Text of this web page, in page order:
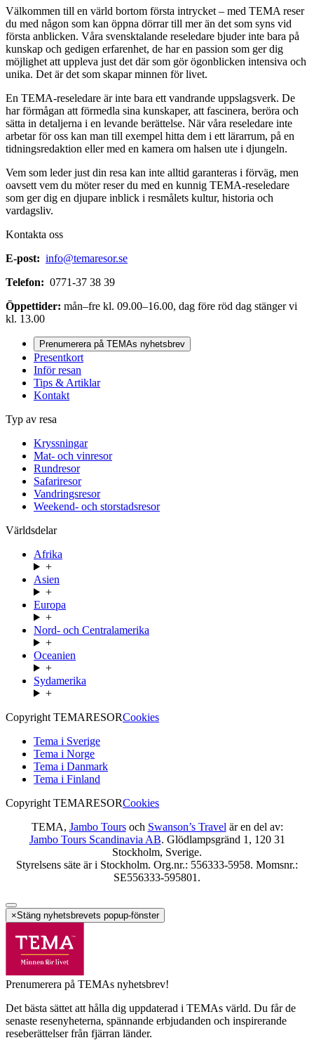
Välkommen till en värld bortom första intrycket – med TEMA reser
du med någon som kan öppna dörrar till mer än det som syns vid
första anblicken. Våra svensktalande reseledare bjuder inte bara på
kunskap och gedigen erfarenhet, de har en passion som ger dig
möjlighet att uppleva just det där som gör ögonblicken intensiva och
unika. Det är det som skapar minnen för livet.
En TEMA-reseledare är inte bara ett vandrande uppslagsverk. De
har förmågan att förmedla sina kunskaper, att fascinera, beröra och
sätta in detaljerna i en levande berättelse. När våra reseledare inte
arbetar för oss kan man till exempel hitta dem i ett lärarrum, på en
tidningsredaktion eller med en kamera om halsen ute i djungeln.
Vem som leder just din resa kan inte alltid garanteras i förväg, men
oavsett vem du möter reser du med en kunnig TEMA-reseledare
som ger dig en djupare inblick i resmålets kultur, historia och
vardagsliv.
Kontakta oss
E-post: info@temaresor.se
Telefon: 0771-37 38 39
Öppettider: mån–fre kl. 09.00–16.00, dag före röd dag stänger vi
kl. 13.00
Prenumerera på TEMAs nyhetsbrev
Presentkort
Inför resan
Tips & Artiklar
Kontakt
Typ av resa
Kryssningar
Mat- och vinresor
Rundresor
Safariresor
Vandringsresor
Weekend- och storstadsresor
Världsdelar
Afrika
+
Asien
+
Europa
+
Nord- och Centralamerika
+
Oceanien
+
Sydamerika
+
Copyright TEMARESORCookies
Tema i Sverige
Tema i Norge
Tema i Danmark
Tema i Finland
Copyright TEMARESORCookies
TEMA, Jambo Toursoch Swanson’s Travel är en del av:
Jambo Tours Scandinavia AB. Glödlampsgränd 1, 120 31
Stockholm, Sverige.
Styrelsens säte är i Stockholm. Org.nr.: 556333-5958. Momsnr.:
SE556333-595801.
×Stäng nyhetsbrevets popup-fönster
Prenumerera på TEMAs nyhetsbrev!
Det bästa sättet att hålla dig uppdaterad i TEMAs värld. Du får de
senaste resenyheterna, spännande erbjudanden och inspirerande
reseberättelser från fjärran länder.